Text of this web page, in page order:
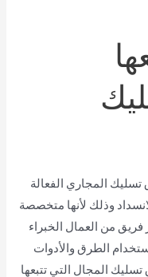
المجاري الفعالة
وذلك لأنها متخصصة
من العمال الخبراء
الطرق والأدوات
المجال التي تتبعها